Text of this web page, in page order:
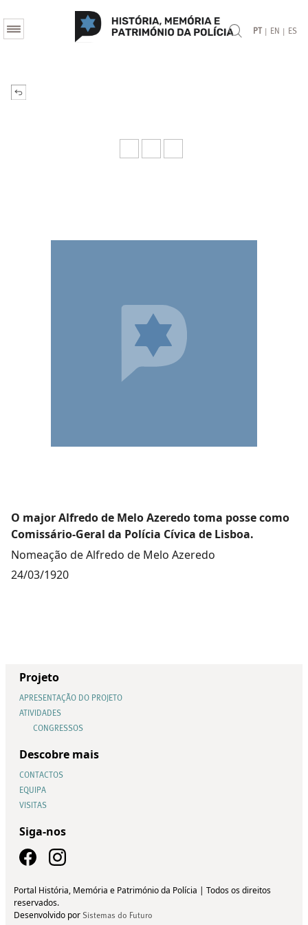
PT | EN | ES
O major Alfredo de Melo Azeredo toma posse como
Comissário-Geral da Polícia Cívica de Lisboa.
Nomeação de Alfredo de Melo Azeredo
24/03/1920
Projeto
APRESENTAÇÃO DO PROJETO
ATIVIDADES
CONGRESSOS
Descobre mais
CONTACTOS
EQUIPA
VISITAS
Siga-nos
Portal História, Memória e Património da Polícia | Todos os direitos
reservados.
Desenvolvido por Sistemas do Futuro